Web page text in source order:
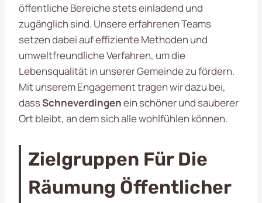
öffentliche Bereiche stets einladend und
zugänglich sind. Unsere erfahrenen Teams
setzen dabei auf effiziente Methoden und
umweltfreundliche Verfahren, um die
Lebensqualität in unserer Gemeinde zu fördern.
Mit unserem Engagement tragen wir dazu bei,
dassSchneverdingenein schöner und sauberer
Ort bleibt, an dem sich alle wohlfühlen können.
Zielgruppen Für Die
Räumung Öffentlicher